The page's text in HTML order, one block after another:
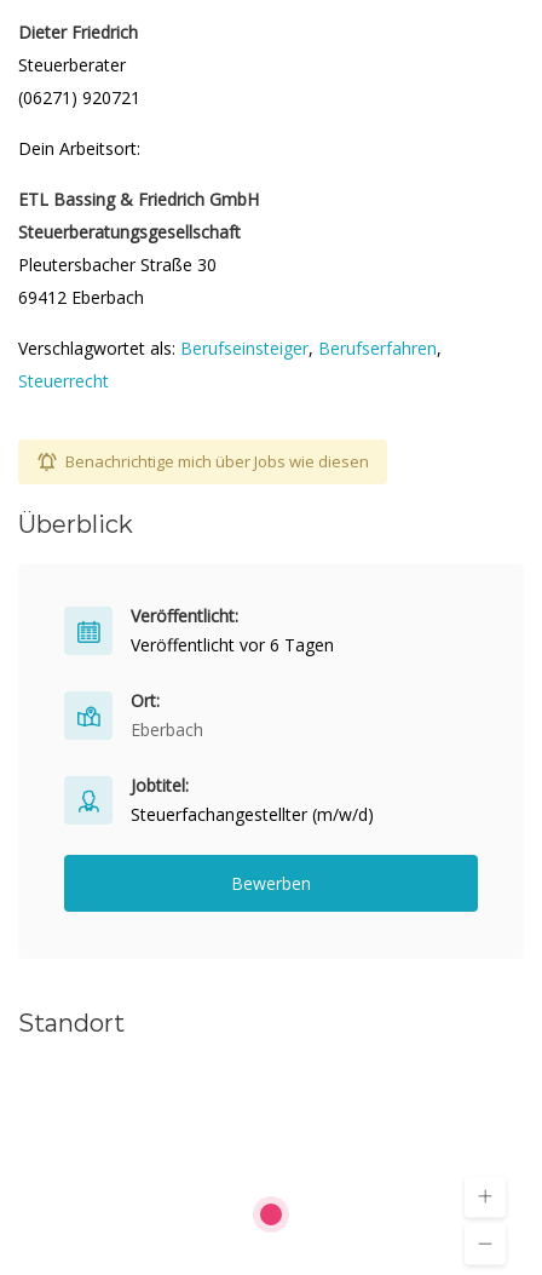
Dieter Friedrich
Steuerberater
(06271) 920721
Dein Arbeitsort:
ETL Bassing & Friedrich GmbH
Steuerberatungsgesellschaft
Pleutersbacher Straße 30
69412 Eberbach
Verschlagwortet als: Berufseinsteiger, Berufserfahren,
Steuerrecht
Benachrichtige mich über Jobs wie diesen
Überblick
Veröffentlicht:
Veröffentlicht vor 6 Tagen
Ort:
Eberbach
Jobtitel:
Steuerfachangestellter (m/w/d)
Bewerben
Standort